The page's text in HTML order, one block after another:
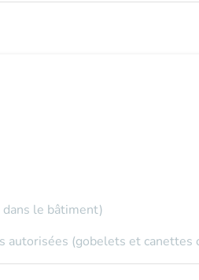
le bâtiment)
autorisées (gobelets et